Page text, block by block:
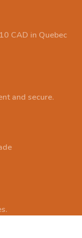
CAD in Quebec
and secure.